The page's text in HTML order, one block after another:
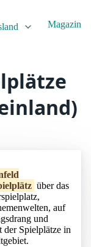
Magazin
über das
auf
und
der Spielplätze in